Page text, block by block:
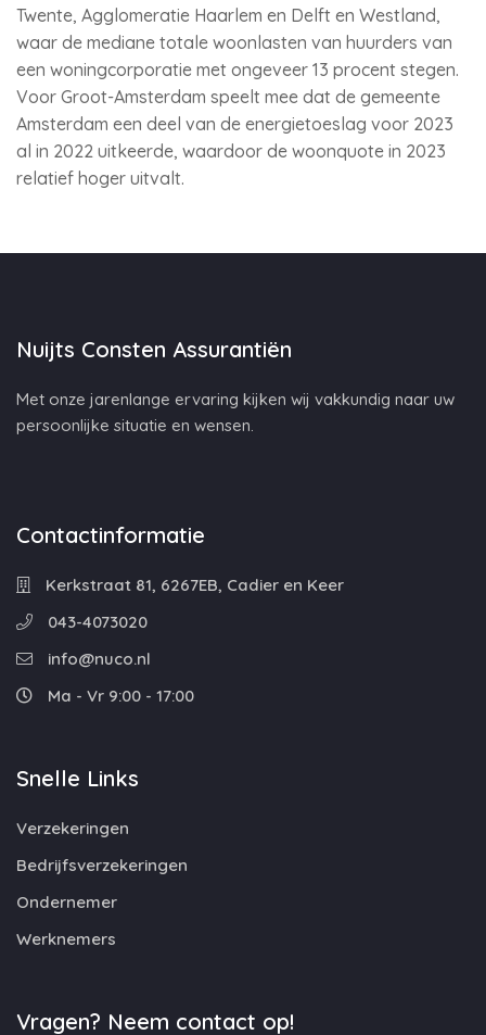
Twente, Agglomeratie Haarlem en Delft en Westland,
waar de mediane totale woonlasten van huurders van
een woningcorporatie met ongeveer 13 procent stegen.
Voor Groot-Amsterdam speelt mee dat de gemeente
Amsterdam een deel van de energietoeslag voor 2023
al in 2022 uitkeerde, waardoor de woonquote in 2023
relatief hoger uitvalt.
Nuijts Consten Assurantiën
Met onze jarenlange ervaring kijken wij vakkundig naar uw
persoonlijke situatie en wensen.
Contactinformatie
Kerkstraat 81, 6267EB, Cadier en Keer
043-4073020
info@nuco.nl
Ma - Vr 9:00 - 17:00
Snelle Links
Verzekeringen
Bedrijfsverzekeringen
Ondernemer
Werknemers
Vragen? Neem contact op!